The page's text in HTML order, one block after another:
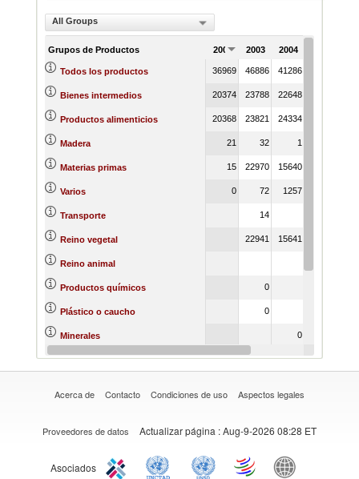
All Groups
Grupos de Productos 2002 2003 2004
Todos los productos 36969 46886 41286
Bienes intermedios 20374 23788 22648
Productos alimenticios 20368 23821 24334
Madera 21 32 1
Materias primas 15 22970 15640
Varios 0 72 1257
Transporte 14
Reino vegetal 22941 15641
Reino animal
Productos químicos 0
Plástico o caucho 0
Minerales 0
Metales 31
Acerca de Contacto Condiciones de uso Aspectos legales
Proveedores de datos Actualizar página : Aug-9-2026 08:28 ET
Asociados